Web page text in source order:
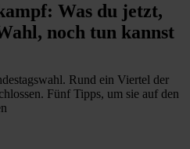
Was du jetzt,
noch tun kannst
Rund ein Viertel der
Fünf Tipps, um sie auf den